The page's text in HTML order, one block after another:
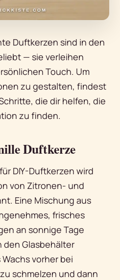
Duftkerzen sind in den
— sie verleihen
Touch. Um
zu gestalten, findest
die dir helfen, die
zu finden.
Duftkerze
DIY-Duftkerzen wird
von Zitronen- und
Eine Mischung aus
frisches
an sonnige Tage
den Glasbehälter
vorher bei
schmelzen und dann